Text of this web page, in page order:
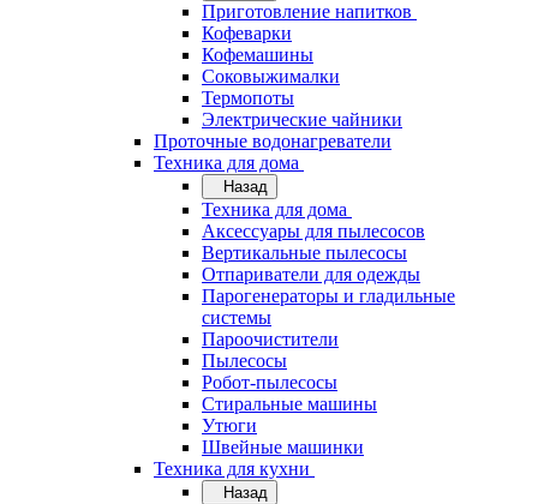
Приготовление напитков
Кофеварки
Кофемашины
Соковыжималки
Термопоты
Электрические чайники
Проточные водонагреватели
Техника для дома
Назад
Техника для дома
Аксессуары для пылесосов
Вертикальные пылесосы
Отпариватели для одежды
Парогенераторы и гладильные
системы
Пароочистители
Пылесосы
Робот-пылесосы
Стиральные машины
Утюги
Швейные машинки
Техника для кухни
Назад